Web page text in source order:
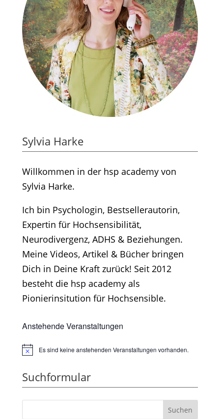
Sylvia Harke
Willkommen in der hsp academy von
Sylvia Harke.
Ich bin Psychologin, Bestsellerautorin,
Expertin für Hochsensibilität,
Neurodivergenz, ADHS & Beziehungen.
Meine Videos, Artikel & Bücher bringen
Dich in Deine Kraft zurück! Seit 2012
besteht die hsp academy als
Pionierinsitution für Hochsensible.
Anstehende Veranstaltungen
HinweisEs sind keine anstehenden Veranstaltungen vorhanden.
Suchformular